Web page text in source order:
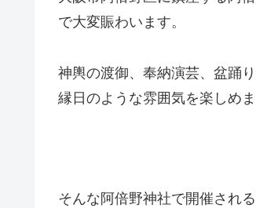
で大変賑わいます。
神輿の渡御、奉納演芸、盆踊
縁日のような雰囲気を楽しめま
そんな阿倍野神社で開催され